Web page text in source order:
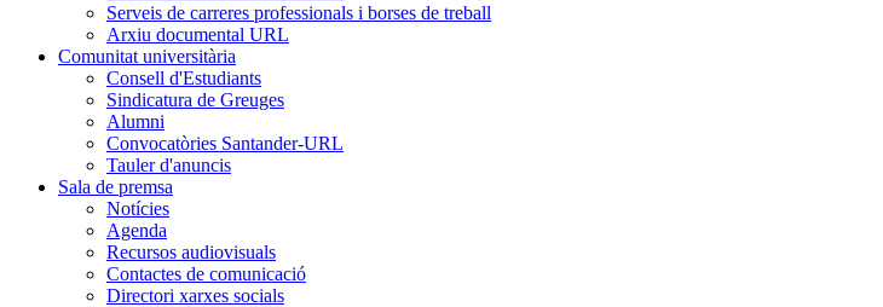
Serveis de carreres professionals i borses de treball
Arxiu documental URL
Comunitat universitària
Consell d'Estudiants
Sindicatura de Greuges
Alumni
Convocatòries Santander-URL
Tauler d'anuncis
Sala de premsa
Notícies
Agenda
Recursos audiovisuals
Contactes de comunicació
Directori xarxes socials